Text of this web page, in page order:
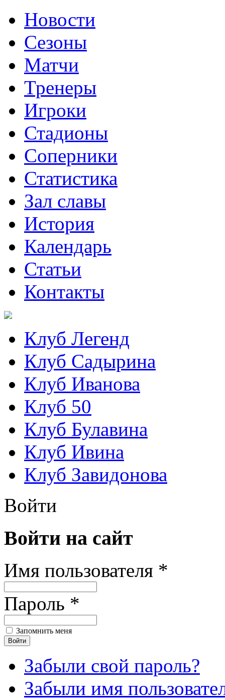
Новости
Сезоны
Матчи
Тренеры
Игроки
Стадионы
Соперники
Статистика
Зал славы
История
Календарь
Статьи
Контакты
Клуб Легенд
Клуб Садырина
Клуб Иванова
Клуб 50
Клуб Булавина
Клуб Ивина
Клуб Завидонова
Войти
Войти на сайт
Имя пользователя *
Пароль *
Запомнить меня
Забыли свой пароль?
Забыли имя